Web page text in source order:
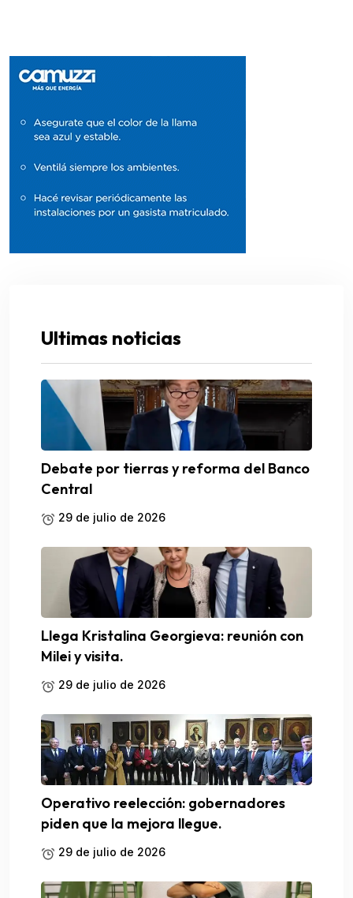
Ultimas noticias
Debate por tierras y reforma del Banco
Central
29 de julio de 2026
Llega Kristalina Georgieva: reunión con
Milei y visita.
29 de julio de 2026
Operativo reelección: gobernadores
piden que la mejora llegue.
29 de julio de 2026